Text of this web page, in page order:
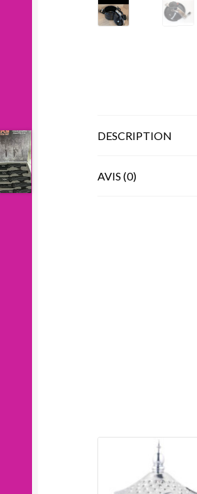
DESCRIPTION
AVIS (0)